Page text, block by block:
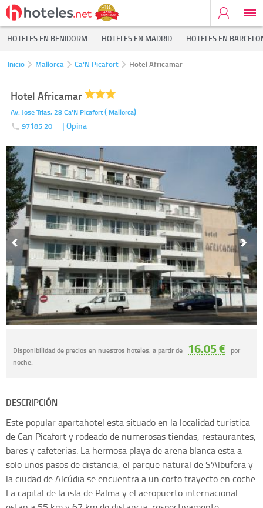
HOTELES EN BENIDORM HOTELES EN MADRID HOTELES EN
Inicio Mallorca Ca'N Picafort Hotel Africamar
Hotel Africamar
Av. Jose Trias, 28Ca'N Picafort( Mallorca)
97185 20 | Opina
Disponibilidad de precios en nuestros hoteles, a partir de 16.05 € por
noche.
DESCRIPCIÓN
Este popular apartahotel esta situado en la localidad turistica
de Can Picafort y rodeado de numerosas tiendas, restaurantes,
bares y cafeterias. La hermosa playa de arena blanca esta a
solo unos pasos de distancia, el parque natural de S'Albufera y
la ciudad de Alcúdia se encuentra a un corto trayecto en coche.
La capital de la isla de Palma y el aeropuerto internacional